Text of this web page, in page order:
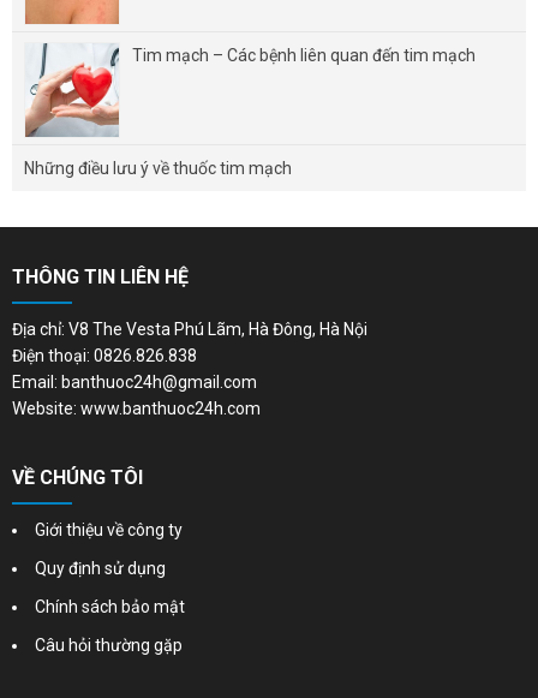
Tim mạch – Các bệnh liên quan đến tim mạch
Những điều lưu ý về thuốc tim mạch
THÔNG TIN LIÊN HỆ
Địa chỉ: V8 The Vesta Phú Lãm, Hà Đông, Hà Nội
Điện thoại: 0826.826.838
Email: banthuoc24h@gmail.com
Website: www.banthuoc24h.com
VỀ CHÚNG TÔI
Giới thiệu về công ty
Quy định sử dụng
Chính sách bảo mật
Câu hỏi thường gặp